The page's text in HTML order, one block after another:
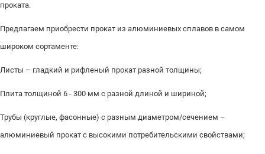
проката.
Предлагаем приобрести прокат из алюминиевых сплавов в самом
широком сортаменте:
Листы – гладкий и рифленый прокат разной толщины;
Плита толщиной 6 - 300 мм с разной длиной и шириной;
Трубы (круглые, фасонные) с разным диаметром/сечением –
алюминиевый прокат с высокими потребительскими свойствами;